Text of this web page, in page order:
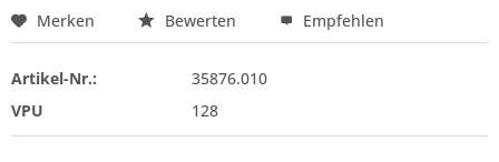
Merken Bewerten Empfehlen
Artikel-Nr.:
35876.010
VPU
128